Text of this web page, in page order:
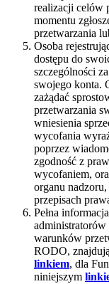
realizacji celów
momentu
przetwarzania
Osoba
dostępu do
szczególności
swojego konta.
zażądać
przetwarzania
wniesienia
wycofania
poprzez
zgodność z
wycofaniem,
organu
przepisach
Pełna
warunków
RODO,
linkiem, dla
niniejszym